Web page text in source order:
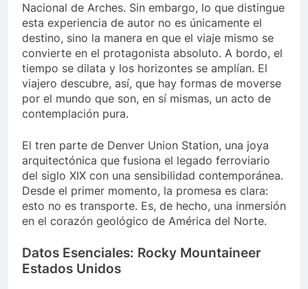
Nacional de Arches. Sin embargo, lo que distingue
esta experiencia de autor no es únicamente el
destino, sino la manera en que el viaje mismo se
convierte en el protagonista absoluto. A bordo, el
tiempo se dilata y los horizontes se amplían. El
viajero descubre, así, que hay formas de moverse
por el mundo que son, en sí mismas, un acto de
contemplación pura.
El tren parte de Denver Union Station, una joya
arquitectónica que fusiona el legado ferroviario
del siglo XIX con una sensibilidad contemporánea.
Desde el primer momento, la promesa es clara:
esto no es transporte. Es, de hecho, una inmersión
en el corazón geológico de América del Norte.
Datos Esenciales: Rocky Mountaineer
Estados Unidos